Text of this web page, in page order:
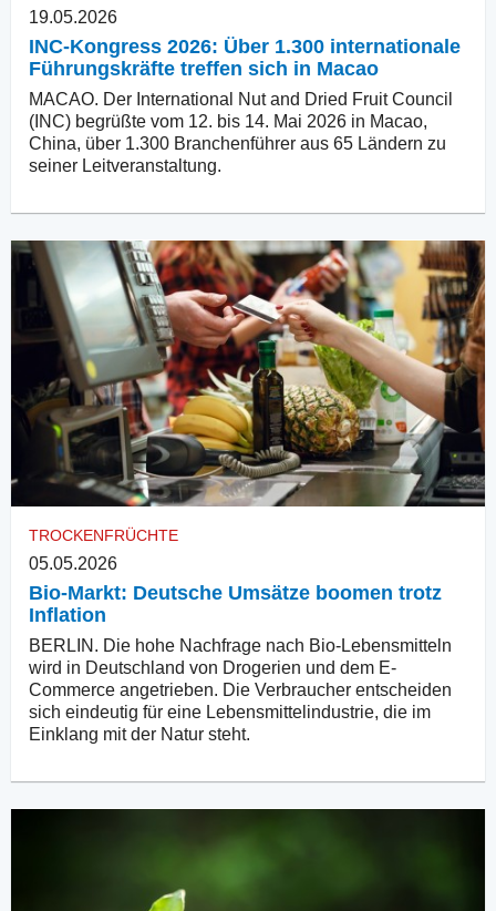
19.05.2026
INC-Kongress 2026: Über 1.300 internationale
Führungskräfte treffen sich in Macao
MACAO. Der International Nut and Dried Fruit Council
(INC) begrüßte vom 12. bis 14. Mai 2026 in Macao,
China, über 1.300 Branchenführer aus 65 Ländern zu
seiner Leitveranstaltung.
TROCKENFRÜCHTE
05.05.2026
Bio-Markt: Deutsche Umsätze boomen trotz
Inflation
BERLIN. Die hohe Nachfrage nach Bio-Lebensmitteln
wird in Deutschland von Drogerien und dem E-
Commerce angetrieben. Die Verbraucher entscheiden
sich eindeutig für eine Lebensmittelindustrie, die im
Einklang mit der Natur steht.